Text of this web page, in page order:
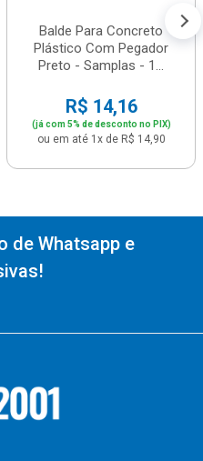
Balde Para Concreto
Plástico Com Pegador
Preto - Samplas - 1...
R$ 14,16
(já com 5% de desconto no PIX)
ou em até 1x de R$ 14,90
de Whatsapp e